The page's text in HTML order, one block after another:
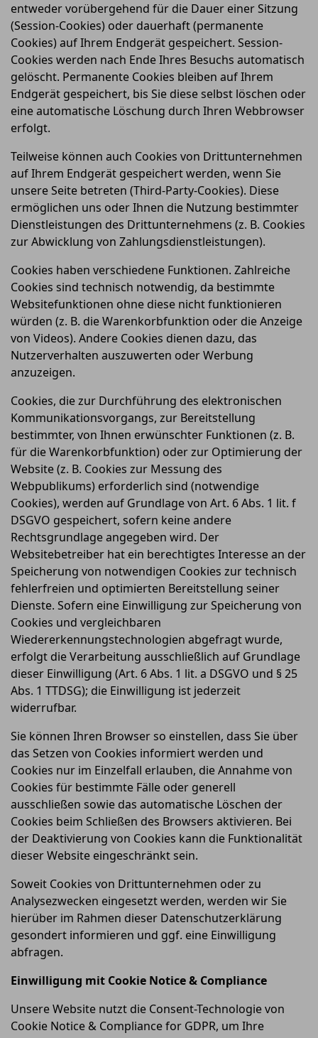
entweder vorübergehend für die Dauer einer Sitzung
(Session-Cookies) oder dauerhaft (permanente
Cookies) auf Ihrem Endgerät gespeichert. Session-
Cookies werden nach Ende Ihres Besuchs automatisch
gelöscht. Permanente Cookies bleiben auf Ihrem
Endgerät gespeichert, bis Sie diese selbst löschen oder
eine automatische Löschung durch Ihren Webbrowser
erfolgt.
Teilweise können auch Cookies von Drittunternehmen
auf Ihrem Endgerät gespeichert werden, wenn Sie
unsere Seite betreten (Third-Party-Cookies). Diese
ermöglichen uns oder Ihnen die Nutzung bestimmter
Dienstleistungen des Drittunternehmens (z. B. Cookies
zur Abwicklung von Zahlungsdienstleistungen).
Cookies haben verschiedene Funktionen. Zahlreiche
Cookies sind technisch notwendig, da bestimmte
Websitefunktionen ohne diese nicht funktionieren
würden (z. B. die Warenkorbfunktion oder die Anzeige
von Videos). Andere Cookies dienen dazu, das
Nutzerverhalten auszuwerten oder Werbung
anzuzeigen.
Cookies, die zur Durchführung des elektronischen
Kommunikationsvorgangs, zur Bereitstellung
bestimmter, von Ihnen erwünschter Funktionen (z. B.
für die Warenkorbfunktion) oder zur Optimierung der
Website (z. B. Cookies zur Messung des
Webpublikums) erforderlich sind (notwendige
Cookies), werden auf Grundlage von Art. 6 Abs. 1 lit. f
DSGVO gespeichert, sofern keine andere
Rechtsgrundlage angegeben wird. Der
Websitebetreiber hat ein berechtigtes Interesse an der
Speicherung von notwendigen Cookies zur technisch
fehlerfreien und optimierten Bereitstellung seiner
Dienste. Sofern eine Einwilligung zur Speicherung von
Cookies und vergleichbaren
Wiedererkennungstechnologien abgefragt wurde,
erfolgt die Verarbeitung ausschließlich auf Grundlage
dieser Einwilligung (Art. 6 Abs. 1 lit. a DSGVO und § 25
Abs. 1 TTDSG); die Einwilligung ist jederzeit
widerrufbar.
Sie können Ihren Browser so einstellen, dass Sie über
das Setzen von Cookies informiert werden und
Cookies nur im Einzelfall erlauben, die Annahme von
Cookies für bestimmte Fälle oder generell
ausschließen sowie das automatische Löschen der
Cookies beim Schließen des Browsers aktivieren. Bei
der Deaktivierung von Cookies kann die Funktionalität
dieser Website eingeschränkt sein.
Soweit Cookies von Drittunternehmen oder zu
Analysezwecken eingesetzt werden, werden wir Sie
hierüber im Rahmen dieser Datenschutzerklärung
gesondert informieren und ggf. eine Einwilligung
abfragen.
Einwilligung mit Cookie Notice & Compliance
Unsere Website nutzt die Consent-Technologie von
Cookie Notice & Compliance for GDPR, um Ihre